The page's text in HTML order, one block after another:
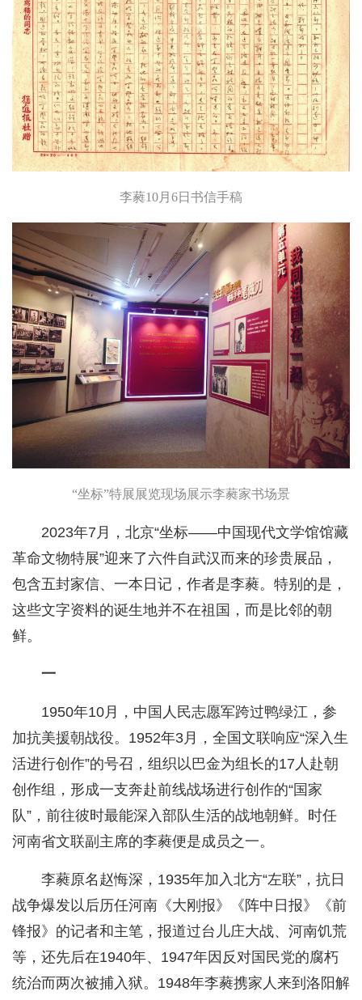
李蕤10月6日书信手稿
“坐标”特展展览现场展示李蕤家书场景
2023年7月，北京“坐标——中国现代文学馆馆藏
革命文物特展”迎来了六件自武汉而来的珍贵展品，
包含五封家信、一本日记，作者是李蕤。特别的是，
这些文字资料的诞生地并不在祖国，而是比邻的朝
鲜。
一
1950年10月，中国人民志愿军跨过鸭绿江，参
加抗美援朝战役。1952年3月，全国文联响应“深入生
活进行创作”的号召，组织以巴金为组长的17人赴朝
创作组，形成一支奔赴前线战场进行创作的“国家
队”，前往彼时最能深入部队生活的战地朝鲜。时任
河南省文联副主席的李蕤便是成员之一。
李蕤原名赵悔深，1935年加入北方“左联”，抗日
战争爆发以后历任河南《大刚报》《阵中日报》《前
锋报》的记者和主笔，报道过台儿庄大战、河南饥荒
等，还先后在1940年、1947年因反对国民党的腐朽
统治而两次被捕入狱。1948年李蕤携家人来到洛阳解